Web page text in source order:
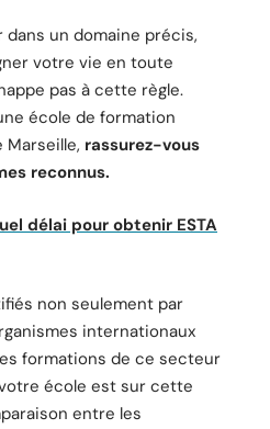
un domaine précis,
votre vie en toute
pas à cette règle.
école de formation
Marseille, rassurez-vous
reconnus.
délai pour obtenir ESTA
non seulement par
internationaux
formations de ce secteur
école est sur cette
entre les